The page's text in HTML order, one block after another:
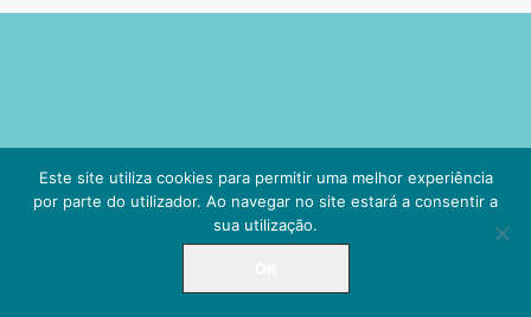
Este site utiliza cookies para permitir uma melhor experiência
por parte do utilizador. Ao navegar no site estará a consentir a
sua utilização.